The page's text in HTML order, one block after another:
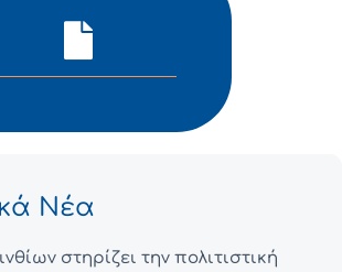
Νέα
στηρίζει την πολιτιστική